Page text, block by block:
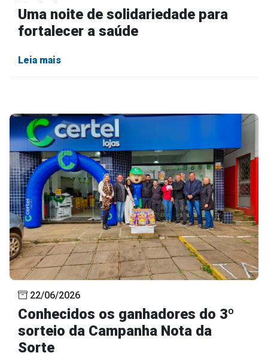
Uma noite de solidariedade para
fortalecer a saúde
Leia mais
22/06/2026
Conhecidos os ganhadores do 3º
sorteio da Campanha Nota da
Sorte